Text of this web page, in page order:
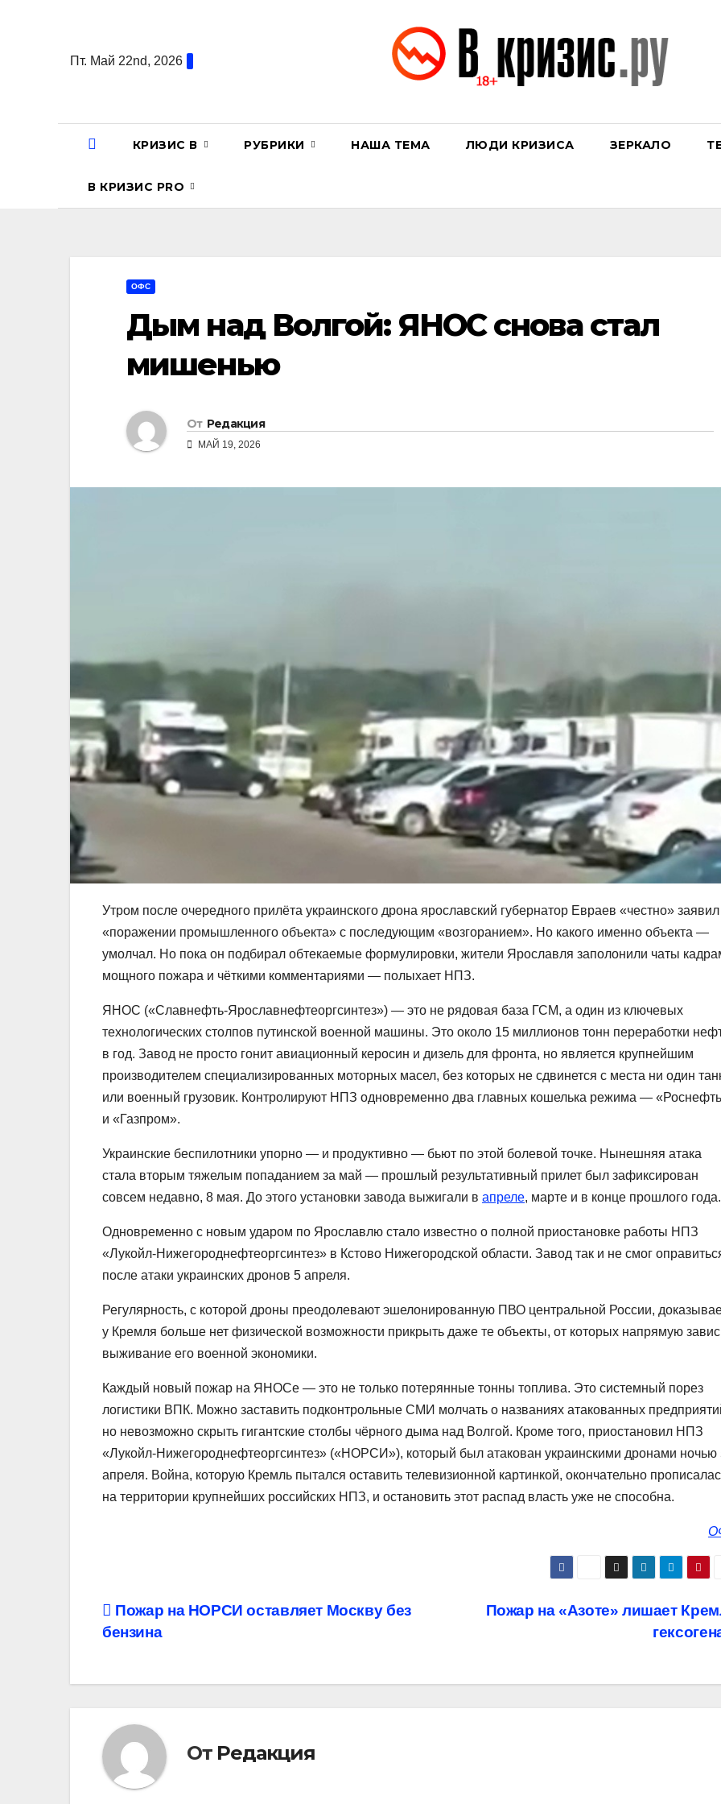
содержаниюПт. Май 22nd, 2026
КРИЗИС В РУБРИКИ НАША ТЕМА ЛЮДИ КРИЗИСА ЗЕРКАЛО
В КРИЗИС PRO
ОФС
Дым над Волгой: ЯНОС снова стал
мишенью
От Редакция
МАЙ 19, 2026
Утром после очередного прилёта украинского дрона ярославский губернатор Евраев «честно»
«поражении промышленного объекта» с последующим «возгоранием». Но какого именно объекта —
умолчал. Но пока он подбирал обтекаемые формулировки, жители Ярославля заполонили чаты
мощного пожара и чёткими комментариями — полыхает НПЗ.
ЯНОС («Славнефть-Ярославнефтеоргсинтез») — это не рядовая база ГСМ, а один из ключевых
технологических столпов путинской военной машины. Это около 15 миллионов тонн переработки
в год. Завод не просто гонит авиационный керосин и дизель для фронта, но является крупнейшим
производителем специализированных моторных масел, без которых не сдвинется с места ни один
или военный грузовик. Контролируют НПЗ одновременно два главных кошелька режима —
и «Газпром».
Украинские беспилотники упорно — и продуктивно — бьют по этой болевой точке. Нынешняя атака
стала вторым тяжелым попаданием за май — прошлый результативный прилет был зафиксирован
совсем недавно, 8 мая. До этого установки завода выжигали в апреле, марте и в конце прошлого года.
Одновременно с новым ударом по Ярославлю стало известно о полной приостановке работы НПЗ
«Лукойл-Нижегороднефтеоргсинтез» в Кстово Нижегородской области. Завод так и не смог
после атаки украинских дронов 5 апреля.
Регулярность, с которой дроны преодолевают эшелонированную ПВО центральной России,
у Кремля больше нет физической возможности прикрыть даже те объекты, от которых напрямую
выживание его военной экономики.
Каждый новый пожар на ЯНОСе — это не только потерянные тонны топлива. Это системный порез
логистики ВПК. Можно заставить подконтрольные СМИ молчать о названиях атакованных
но невозможно скрыть гигантские столбы чёрного дыма над Волгой. Кроме того, приостановил НПЗ
«Лукойл-Нижегороднефтеоргсинтез» («НОРСИ»), который был атакован украинскими дронами ночью
апреля. Война, которую Кремль пытался оставить телевизионной картинкой, окончательно
на территории крупнейших российских НПЗ, и остановить этот распад власть уже не способна.
Навигация
записям
Пожар на «Азоте» лишает
Пожар на НОРСИ оставляет Москву без
бензина
От Редакция